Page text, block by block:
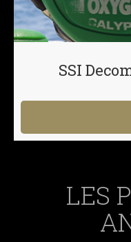
SSI
LES